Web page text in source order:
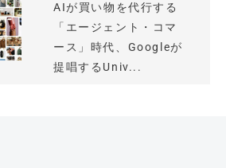
AIが買い物を代行する
「エージェント・コマ
ース」時代、Googleが
提唱するUniv...